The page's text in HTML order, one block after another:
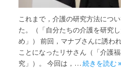
これまで，介護の研究方法につ
た。（「自分たちの介護を研究
め」） 前回，マナブさんに誘わ
ことになったリサさん（「介護
究」）。 今回は，… 続きを読む »